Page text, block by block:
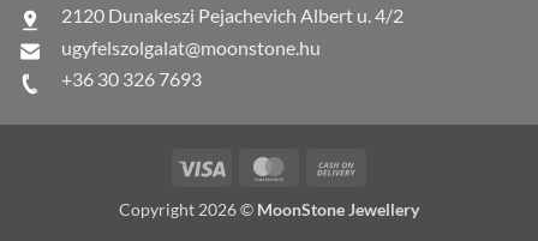
2120 Dunakeszi Pejachevich Albert u. 4/2
ugyfelszolgalat@moonstone.hu
+36 30 326 7693
Visa MasterCard
Delivery
Copyright 2026 © MoonStone Jewellery